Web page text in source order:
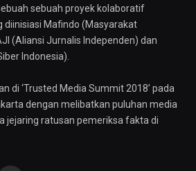
sebuah proyek kolaboratif
diinisiasi Mafindo (Masyarakat
(Aliansi Jurnalis Independen) dan
Indonesia).
di ‘Trusted Media Summit 2018’ pada
dengan melibatkan puluhan media
jejaring ratusan pemeriksa fakta di